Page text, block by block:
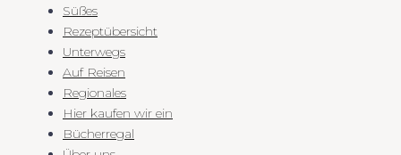
Süßes
Rezeptübersicht
Unterwegs
Auf Reisen
Regionales
Hier kaufen wir ein
Bücherregal